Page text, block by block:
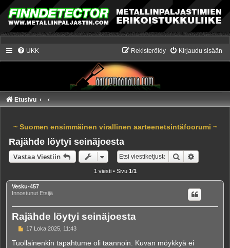
UKK Kirjaudu sisään
Rekisteröidy
Etusivu
~ Suomen ensimmäinen virallinen aarteenetsintäfoorumi ~
Rajähde löytyi seinäjoesta
Vastaa Viestiin Etsi
1 viesti • Sivu 1/1
Vesku-457
Innostunut Etsijä
Rajähde löytyi seinäjoesta
V
e
17 Loka 2025, 11:43
Tuollainenkin tapahtume oli taannoin. Kuvan möykkyä ei